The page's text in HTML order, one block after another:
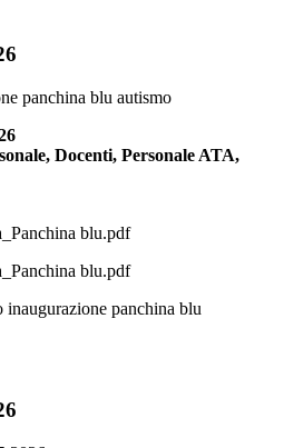
panchina blu autismo
Docenti, Personale ATA,
blu.pdf
blu.pdf
panchina blu